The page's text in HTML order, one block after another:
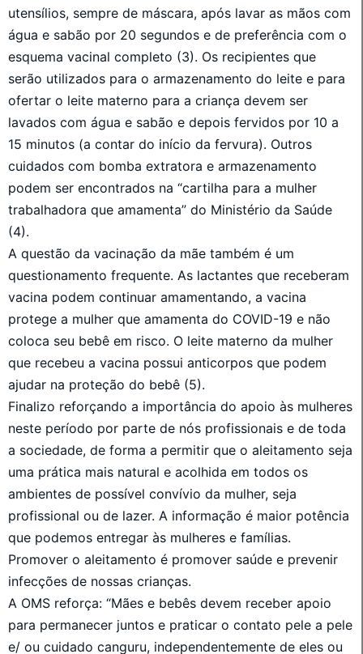
utensílios, sempre de máscara, após lavar as mãos com
água e sabão por 20 segundos e de preferência com o
esquema vacinal completo (3). Os recipientes que
serão utilizados para o armazenamento do leite e para
ofertar o leite materno para a criança devem ser
lavados com água e sabão e depois fervidos por 10 a
15 minutos (a contar do início da fervura). Outros
cuidados com bomba extratora e armazenamento
podem ser encontrados na “cartilha para a mulher
trabalhadora que amamenta” do Ministério da Saúde
(4).
A questão da vacinação da mãe também é um
questionamento frequente. As lactantes que receberam
vacina podem continuar amamentando, a vacina
protege a mulher que amamenta do COVID-19 e não
coloca seu bebê em risco. O leite materno da mulher
que recebeu a vacina possui anticorpos que podem
ajudar na proteção do bebê (5).
Finalizo reforçando a importância do apoio às mulheres
neste período por parte de nós profissionais e de toda
a sociedade, de forma a permitir que o aleitamento seja
uma prática mais natural e acolhida em todos os
ambientes de possível convívio da mulher, seja
profissional ou de lazer. A informação é maior potência
que podemos entregar às mulheres e famílias.
Promover o aleitamento é promover saúde e prevenir
infecções de nossas crianças.
A OMS reforça: “Mães e bebês devem receber apoio
para permanecer juntos e praticar o contato pele a pele
e/ ou cuidado canguru, independentemente de eles ou